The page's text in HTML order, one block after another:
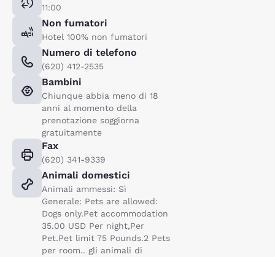
11:00
Non fumatori
Hotel 100% non fumatori
Numero di telefono
(620) 412-2535
Bambini
Chiunque abbia meno di 18
anni al momento della
prenotazione soggiorna
gratuitamente
Fax
(620) 341-9339
Animali domestici
Animali ammessi: Sì
Generale: Pets are allowed:
Dogs only.Pet accommodation
35.00 USD Per night,Per
Pet.Pet limit 75 Pounds.2 Pets
per room.. gli animali di